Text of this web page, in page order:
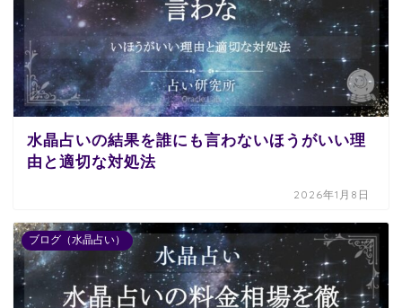
水晶占いの結果を誰にも言わないほうがいい理
由と適切な対処法
2026年1月8日
ブログ（水晶占い）